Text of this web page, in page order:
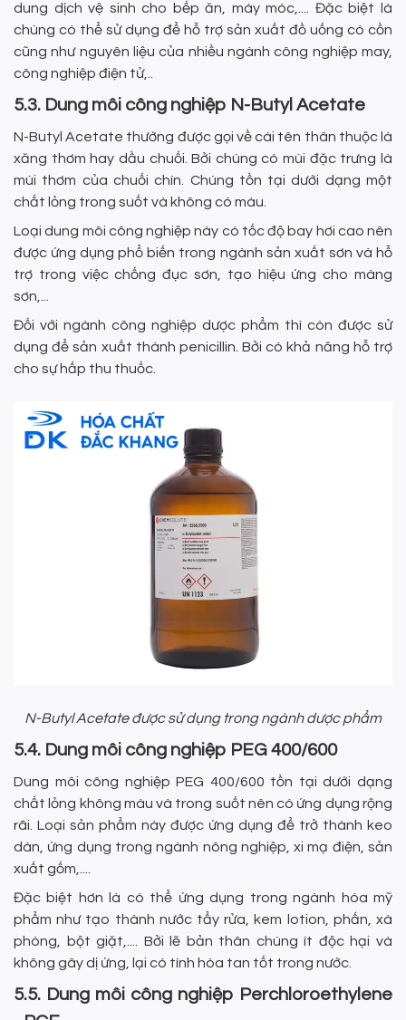
dung dịch vệ sinh cho bếp ăn, máy móc,.... Đặc biệt là
chúng có thể sử dụng để hỗ trợ sản xuất đồ uống có cồn
cũng như nguyên liệu của nhiều ngành công nghiệp may,
công nghiệp điện tử,..
5.3. Dung môi công nghiệp N-Butyl Acetate
N-Butyl Acetate thường được gọi về cái tên thân thuộc là
xăng thơm hay dầu chuối. Bởi chúng có mùi đặc trưng là
mùi thơm của chuối chín. Chúng tồn tại dưới dạng một
chất lỏng trong suốt và không có màu.
Loại dung môi công nghiệp này có tốc độ bay hơi cao nên
được ứng dụng phổ biến trong ngành sản xuất sơn và hỗ
trợ trong việc chống đục sơn, tạo hiệu ứng cho màng
sơn,...
Đối với ngành công nghiệp dược phẩm thì còn được sử
dụng để sản xuất thành penicillin. Bởi có khả năng hỗ trợ
cho sự hấp thu thuốc.
N-Butyl Acetate được sử dụng trong ngành dược phẩm
5.4. Dung môi công nghiệp PEG 400/600
Dung môi công nghiệp PEG 400/600 tồn tại dưới dạng
chất lỏng không màu và trong suốt nên có ứng dụng rộng
rãi. Loại sản phẩm này được ứng dụng để trở thành keo
dán, ứng dụng trong ngành nông nghiệp, xi mạ điện, sản
xuất gốm,....
Đặc biệt hơn là có thể ứng dụng trong ngành hóa mỹ
phẩm như tạo thành nước tẩy rửa, kem lotion, phấn, xà
phòng, bột giặt,.... Bởi lẽ bản thân chúng ít độc hại và
không gây dị ứng, lại có tính hòa tan tốt trong nước.
5.5. Dung môi công nghiệp Perchloroethylene